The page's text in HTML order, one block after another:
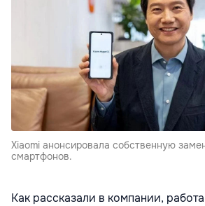
Xiaomi анонсировала собственную
смартфонов.
Как рассказали в компании,